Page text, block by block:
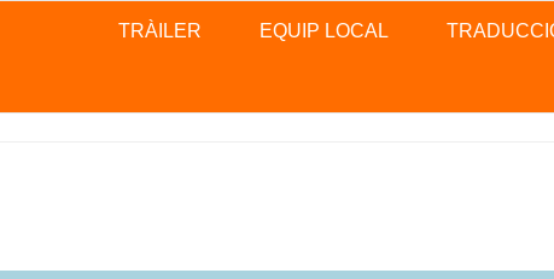
TRÀILER EQUIP LOCAL